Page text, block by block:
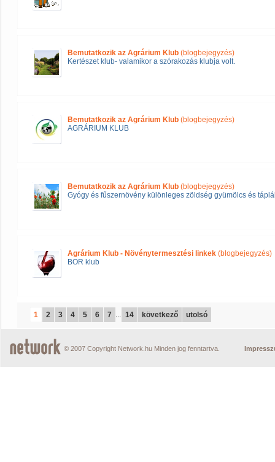
Bemutatkozik az Agrárium Klub (blogbejegyzés)
Kertészet klub- valamikor a szórakozás klubja volt.
Bemutatkozik az Agrárium Klub (blogbejegyzés)
AGRÁRIUM KLUB
Bemutatkozik az Agrárium Klub (blogbejegyzés)
Gyógy és fűszernövény különleges zöldség gyümölcs és
Agrárium Klub - Növénytermesztési linkek (blogbejegyzés)
BOR klub
1 2 3 4 5 6 7 ... 14 következő utolsó
© 2007 Copyright Network.hu Minden jog fenntartva.